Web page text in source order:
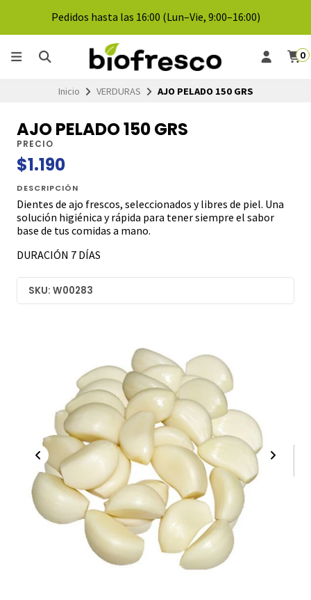
Pedidos hasta las 16:00 (Lun–Vie, 9:00–16:00)
0
Inicio VERDURAS AJO PELADO 150 GRS
AJO PELADO 150 GRS
PRECIO
$1.190
DESCRIPCIÓN
Dientes de ajo frescos, seleccionados y libres de piel. Una
solución higiénica y rápida para tener siempre el sabor
base de tus comidas a mano.
DURACIÓN 7 DÍAS
SKU: W00283